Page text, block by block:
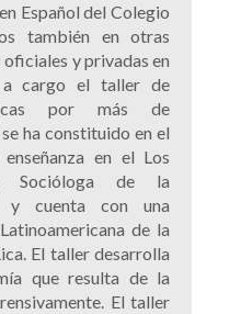
Español del Colegio
también en otras
y privadas en
cargo el taller de
por más de
ha constituido en el
en el Los
Socióloga de la
y cuenta con una
de la
El taller desarrolla
que resulta de la
El taller